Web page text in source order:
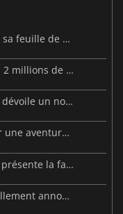
MARVEL Tōkon dévoile ses débuts et sa feuille de route
Resident Evil: Veronica dépasse déjà 2 millions de wishlists
Beast of Reincarnation : Game Freak dévoile un nouveau pari
Big Walk est disponible : partez pour une aventure entre amis
Warhammer 40 000 : Dawn of War 4 présente la faction des Nécrons
Le DLC Nioh 3 : Hell Rising est officiellement annoncé